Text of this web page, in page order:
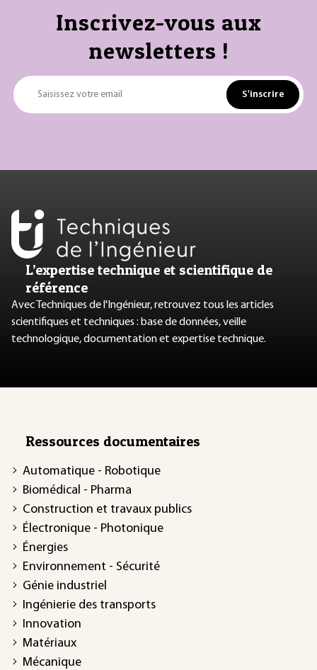
Inscrivez-vous aux
newsletters !
Saisissez votre email S'inscrire
L’expertise technique et scientifique de
référence
Avec Techniques de l'Ingénieur, retrouvez tous les articles
scientifiques et techniques : base de données, veille
technologique, documentation et expertise technique.
Ressources documentaires
Automatique - Robotique
Biomédical - Pharma
Construction et travaux publics
Électronique - Photonique
Énergies
Environnement - Sécurité
Génie industriel
Ingénierie des transports
Innovation
Matériaux
Mécanique